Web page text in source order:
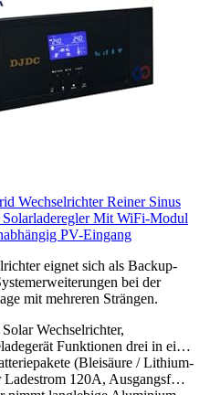
Wechselrichter Reiner Sinus
Mit WiFi-Modul
PV-Eingang
eignet sich als Backup-
bei der
mit mehreren Strängen.
Wechselrichter,
Funktionen drei in ei…
(Bleisäure / Lithium-
Ladestrom 120A, Ausgangsf…